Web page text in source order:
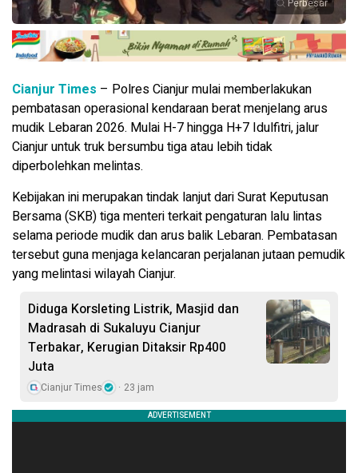
Perbesar
Cianjur Times – Polres Cianjur mulai memberlakukan
pembatasan operasional kendaraan berat menjelang arus
mudik Lebaran 2026. Mulai H-7 hingga H+7 Idulfitri, jalur
Cianjur untuk truk bersumbu tiga atau lebih tidak
diperbolehkan melintas.
Kebijakan ini merupakan tindak lanjut dari Surat Keputusan
Bersama (SKB) tiga menteri terkait pengaturan lalu lintas
selama periode mudik dan arus balik Lebaran. Pembatasan
tersebut guna menjaga kelancaran perjalanan jutaan pemudik
yang melintasi wilayah Cianjur.
Diduga Korsleting Listrik, Masjid dan
Madrasah di Sukaluyu Cianjur
Terbakar, Kerugian Ditaksir Rp400
Juta
Cianjur Times 23 jam